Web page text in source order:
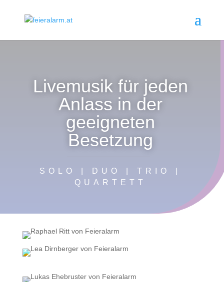
Livemusik für jeden
Anlass in der
geeigneten
Besetzung
SOLO | DUO | TRIO |
QUARTETT